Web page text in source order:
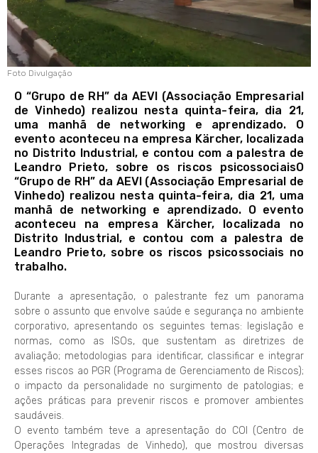
Foto Divulgação
O “Grupo de RH” da AEVI (Associação Empresarial
de Vinhedo) realizou nesta quinta-feira, dia 21,
uma manhã de networking e aprendizado. O
evento aconteceu na empresa Kärcher, localizada
no Distrito Industrial, e contou com a palestra de
Leandro Prieto, sobre os riscos psicossociaisO
“Grupo de RH” da AEVI (Associação Empresarial de
Vinhedo) realizou nesta quinta-feira, dia 21, uma
manhã de networking e aprendizado. O evento
aconteceu na empresa Kärcher, localizada no
Distrito Industrial, e contou com a palestra de
Leandro Prieto, sobre os riscos psicossociais no
trabalho.
Durante a apresentação, o palestrante fez um panorama
sobre o assunto que envolve saúde e segurança no ambiente
corporativo, apresentando os seguintes temas: legislação e
normas, como as ISOs, que sustentam as diretrizes de
avaliação; metodologias para identificar, classificar e integrar
esses riscos ao PGR (Programa de Gerenciamento de Riscos);
o impacto da personalidade no surgimento de patologias; e
ações práticas para prevenir riscos e promover ambientes
saudáveis.
O evento também teve a apresentação do COI (Centro de
Operações Integradas de Vinhedo), que mostrou diversas